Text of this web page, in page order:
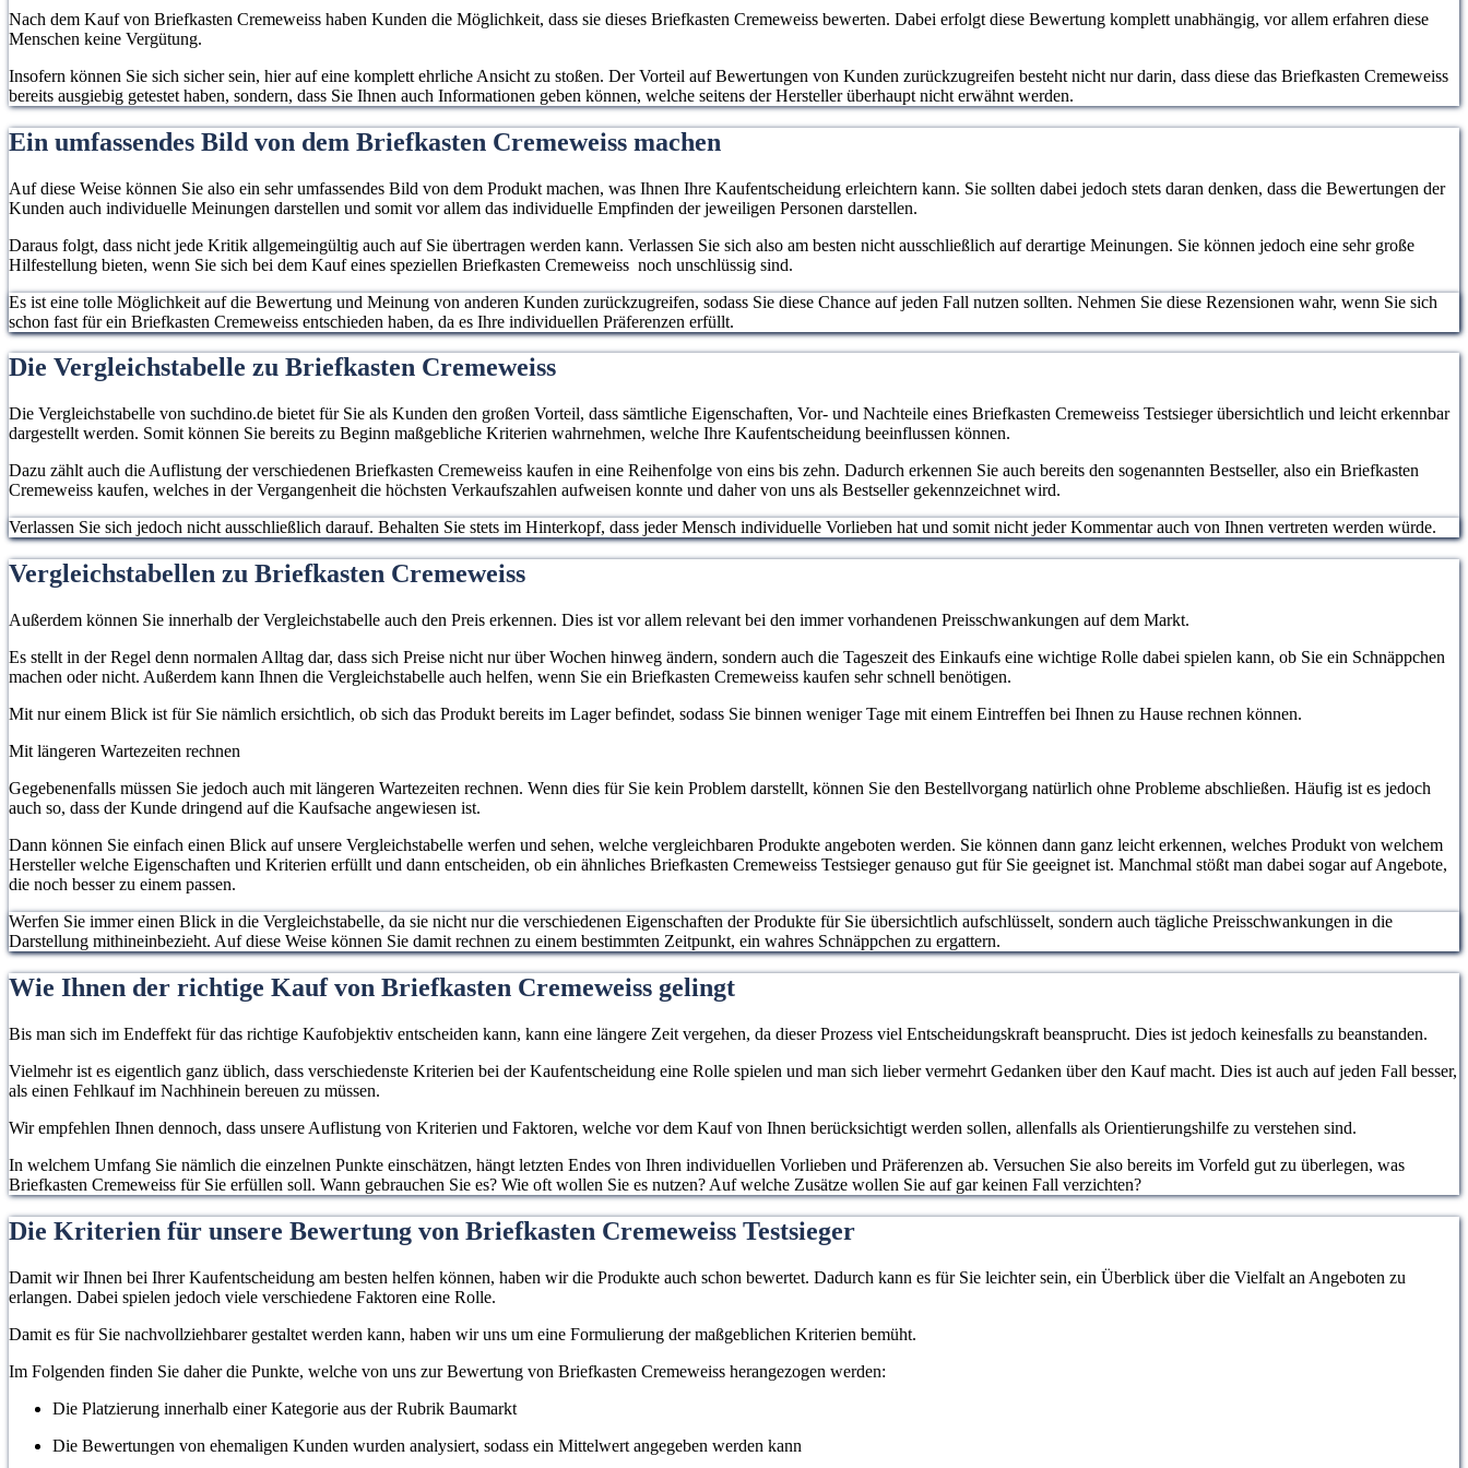
Postkastens nicht
mehr geknickt und
über einen
separaten Platz.
Regen in das Innere
des Briefkastens
gelangt und deine
Post bleibt trocken.
Briefkasten wasser-
Regen, Wind und
ideal geschützt sind.
Nach dem Kauf von Briefkasten Cremeweiss haben Kunden die Möglichkeit, dass sie dieses Briefkasten Cremeweiss bewerten. Dabei erfolgt diese Bewertung komplett unabhängig, vor allem erfahren diese
Menschen keine Vergütung.
Insofern können Sie sich sicher sein, hier auf eine komplett ehrliche Ansicht zu stoßen. Der Vorteil auf Bewertungen von Kunden zurückzugreifen besteht nicht nur darin, dass diese das Briefkasten Cremeweiss
bereits ausgiebig getestet haben, sondern, dass Sie Ihnen auch Informationen geben können, welche seitens der Hersteller überhaupt nicht erwähnt werden.
Ein umfassendes Bild von dem Briefkasten Cremeweiss machen
Auf diese Weise können Sie also ein sehr umfassendes Bild von dem Produkt machen, was Ihnen Ihre Kaufentscheidung erleichtern kann. Sie sollten dabei jedoch stets daran denken, dass die Bewertungen der
Kunden auch individuelle Meinungen darstellen und somit vor allem das individuelle Empfinden der jeweiligen Personen darstellen.
Daraus folgt, dass nicht jede Kritik allgemeingültig auch auf Sie übertragen werden kann. Verlassen Sie sich also am besten nicht ausschließlich auf derartige Meinungen. Sie können jedoch eine sehr große
Hilfestellung bieten, wenn Sie sich bei dem Kauf eines speziellen Briefkasten Cremeweiss noch unschlüssig sind.
Es ist eine tolle Möglichkeit auf die Bewertung und Meinung von anderen Kunden zurückzugreifen, sodass Sie diese Chance auf jeden Fall nutzen sollten. Nehmen Sie diese Rezensionen wahr, wenn Sie sich
schon fast für ein Briefkasten Cremeweiss entschieden haben, da es Ihre individuellen Präferenzen erfüllt.
Die Vergleichstabelle zu Briefkasten Cremeweiss
Die Vergleichstabelle von suchdino.de bietet für Sie als Kunden den großen Vorteil, dass sämtliche Eigenschaften, Vor- und Nachteile eines Briefkasten Cremeweiss Testsieger übersichtlich und leicht erkennbar
dargestellt werden. Somit können Sie bereits zu Beginn maßgebliche Kriterien wahrnehmen, welche Ihre Kaufentscheidung beeinflussen können.
Dazu zählt auch die Auflistung der verschiedenen Briefkasten Cremeweiss kaufen in eine Reihenfolge von eins bis zehn. Dadurch erkennen Sie auch bereits den sogenannten Bestseller, also ein Briefkasten
Cremeweiss kaufen, welches in der Vergangenheit die höchsten Verkaufszahlen aufweisen konnte und daher von uns als Bestseller gekennzeichnet wird.
Verlassen Sie sich jedoch nicht ausschließlich darauf. Behalten Sie stets im Hinterkopf, dass jeder Mensch individuelle Vorlieben hat und somit nicht jeder Kommentar auch von Ihnen vertreten werden würde.
Vergleichstabellen zu Briefkasten Cremeweiss
Außerdem können Sie innerhalb der Vergleichstabelle auch den Preis erkennen. Dies ist vor allem relevant bei den immer vorhandenen Preisschwankungen auf dem Markt.
Es stellt in der Regel denn normalen Alltag dar, dass sich Preise nicht nur über Wochen hinweg ändern, sondern auch die Tageszeit des Einkaufs eine wichtige Rolle dabei spielen kann, ob Sie ein Schnäppchen
machen oder nicht. Außerdem kann Ihnen die Vergleichstabelle auch helfen, wenn Sie ein Briefkasten Cremeweiss kaufen sehr schnell benötigen.
Mit nur einem Blick ist für Sie nämlich ersichtlich, ob sich das Produkt bereits im Lager befindet, sodass Sie binnen weniger Tage mit einem Eintreffen bei Ihnen zu Hause rechnen können.
Mit längeren Wartezeiten rechnen
Gegebenenfalls müssen Sie jedoch auch mit längeren Wartezeiten rechnen. Wenn dies für Sie kein Problem darstellt, können Sie den Bestellvorgang natürlich ohne Probleme abschließen. Häufig ist es jedoch
auch so, dass der Kunde dringend auf die Kaufsache angewiesen ist.
Dann können Sie einfach einen Blick auf unsere Vergleichstabelle werfen und sehen, welche vergleichbaren Produkte angeboten werden. Sie können dann ganz leicht erkennen, welches Produkt von welchem
Hersteller welche Eigenschaften und Kriterien erfüllt und dann entscheiden, ob ein ähnliches Briefkasten Cremeweiss Testsieger genauso gut für Sie geeignet ist. Manchmal stößt man dabei sogar auf Angebote,
die noch besser zu einem passen.
Werfen Sie immer einen Blick in die Vergleichstabelle, da sie nicht nur die verschiedenen Eigenschaften der Produkte für Sie übersichtlich aufschlüsselt, sondern auch tägliche Preisschwankungen in die
Darstellung mithineinbezieht. Auf diese Weise können Sie damit rechnen zu einem bestimmten Zeitpunkt, ein wahres Schnäppchen zu ergattern.
Wie Ihnen der richtige Kauf von Briefkasten Cremeweiss gelingt
Bis man sich im Endeffekt für das richtige Kaufobjektiv entscheiden kann, kann eine längere Zeit vergehen, da dieser Prozess viel Entscheidungskraft beansprucht. Dies ist jedoch keinesfalls zu beanstanden.
Vielmehr ist es eigentlich ganz üblich, dass verschiedenste Kriterien bei der Kaufentscheidung eine Rolle spielen und man sich lieber vermehrt Gedanken über den Kauf macht. Dies ist auch auf jeden Fall besser,
als einen Fehlkauf im Nachhinein bereuen zu müssen.
Wir empfehlen Ihnen dennoch, dass unsere Auflistung von Kriterien und Faktoren, welche vor dem Kauf von Ihnen berücksichtigt werden sollen, allenfalls als Orientierungshilfe zu verstehen sind.
In welchem Umfang Sie nämlich die einzelnen Punkte einschätzen, hängt letzten Endes von Ihren individuellen Vorlieben und Präferenzen ab. Versuchen Sie also bereits im Vorfeld gut zu überlegen, was
Briefkasten Cremeweiss für Sie erfüllen soll. Wann gebrauchen Sie es? Wie oft wollen Sie es nutzen? Auf welche Zusätze wollen Sie auf gar keinen Fall verzichten?
Die Kriterien für unsere Bewertung von Briefkasten Cremeweiss Testsieger
Damit wir Ihnen bei Ihrer Kaufentscheidung am besten helfen können, haben wir die Produkte auch schon bewertet. Dadurch kann es für Sie leichter sein, ein Überblick über die Vielfalt an Angeboten zu
erlangen. Dabei spielen jedoch viele verschiedene Faktoren eine Rolle.
Damit es für Sie nachvollziehbarer gestaltet werden kann, haben wir uns um eine Formulierung der maßgeblichen Kriterien bemüht.
Im Folgenden finden Sie daher die Punkte, welche von uns zur Bewertung von Briefkasten Cremeweiss herangezogen werden:
Die Platzierung innerhalb einer Kategorie aus der Rubrik Baumarkt
Die Bewertungen von ehemaligen Kunden wurden analysiert, sodass ein Mittelwert angegeben werden kann